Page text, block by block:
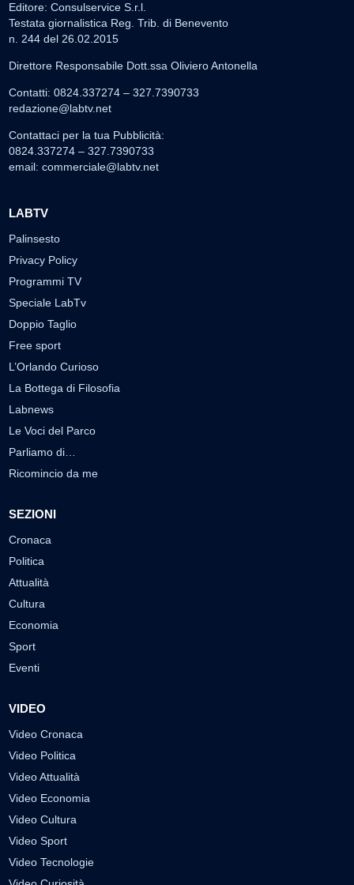
Editore: Consulservice S.r.l.
Testata giornalistica Reg. Trib. di Benevento
n. 244 del 26.02.2015
Direttore Responsabile Dott.ssa Oliviero Antonella
Contatti: 0824.337274 – 327.7390733
redazione@labtv.net
Contattaci per la tua Pubblicità:
0824.337274 – 327.7390733
email: commerciale@labtv.net
LABTV
Palinsesto
Privacy Policy
Programmi TV
Speciale LabTv
Doppio Taglio
Free sport
L’Orlando Curioso
La Bottega di Filosofia
Labnews
Le Voci del Parco
Parliamo di…
Ricomincio da me
SEZIONI
Cronaca
Politica
Attualità
Cultura
Economia
Sport
Eventi
VIDEO
Video Cronaca
Video Politica
Video Attualità
Video Economia
Video Cultura
Video Sport
Video Tecnologie